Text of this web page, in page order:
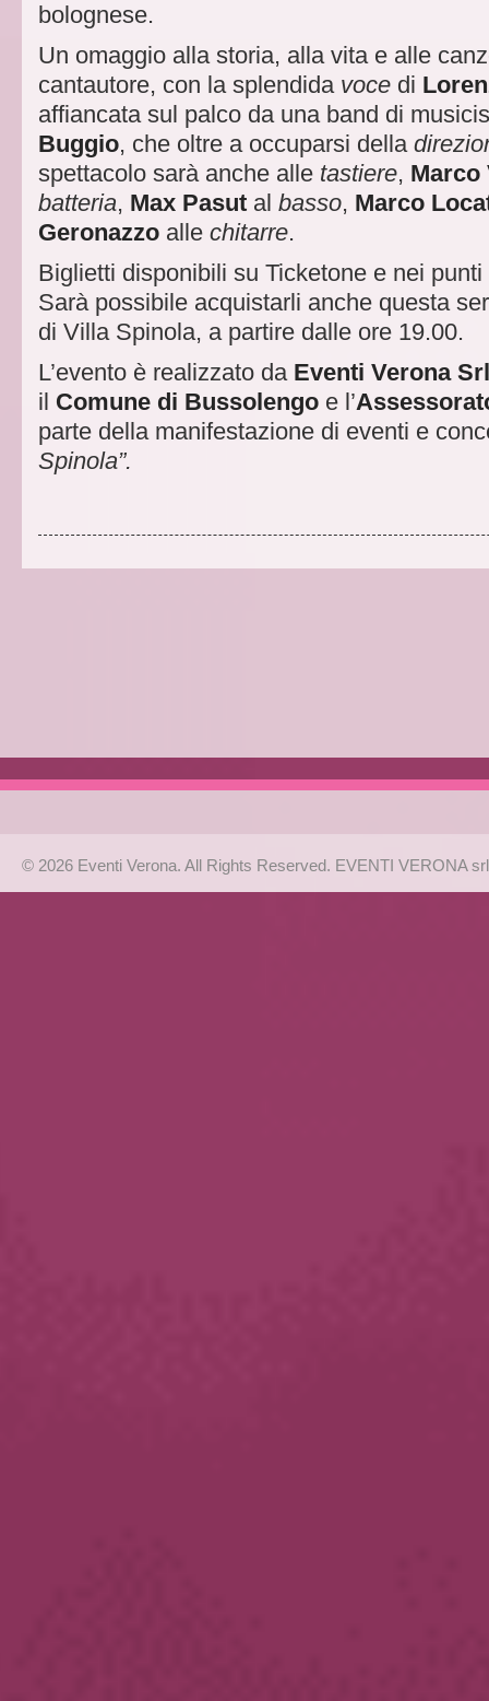
bolognese.
Un omaggio alla storia, alla vita e alle
cantautore, con la splendida voce di
affiancata sul palco da una band di
Buggio, che oltre a occuparsi della
spettacolo sarà anche alle tastiere, Marco
batteria, Max Pasut al basso, Marco
Geronazzo alle chitarre.
Biglietti disponibili su Ticketone e nei
Sarà possibile acquistarli anche questa
di Villa Spinola, a partire dalle ore 19.00.
L’evento è realizzato da Eventi Verona Srl
il Comune di Bussolengo e l’
parte della manifestazione di eventi e
Spinola”.
© 2026 Eventi Verona. All Rights Reserved. EVENTI VERONA